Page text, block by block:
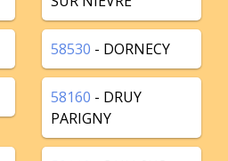
58530 - DORNECY
58160 - DRUY
PARIGNY